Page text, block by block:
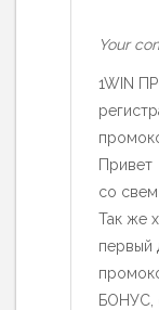
Your
1WIN
Привет
со
Так же
первый
БОНУС,